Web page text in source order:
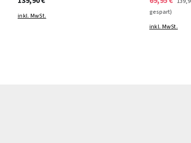
inkl. MwSt.
gespart)
inkl. MwSt.